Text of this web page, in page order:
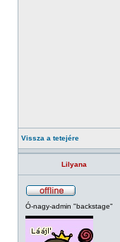
Vissza a tetejére
Lilyana
Ó-nagy-admin "backstage"